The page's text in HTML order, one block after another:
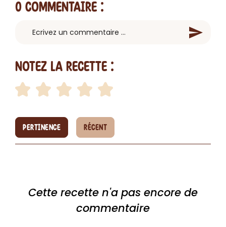
0 Commentaire :
Notez la recette :
PERTINENCE RÉCENT
Cette recette n'a pas encore de
commentaire